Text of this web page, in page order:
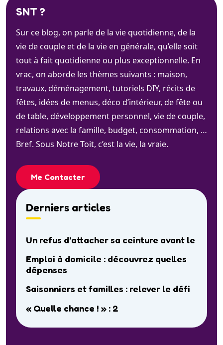
SNT ?
Sur ce blog, on parle de la vie quotidienne, de la
vie de couple et de la vie en générale, qu’elle soit
tout à fait quotidienne ou plus exceptionnelle. En
vrac, on aborde les thèmes suivants : maison,
travaux, déménagement, tutoriels DIY, récits de
fêtes, idées de menus, déco d’intérieur, de fête ou
de table, développement personnel, vie de couple,
relations avec la famille, budget, consommation, …
Bref. Sous Notre Toit, c’est la vie, la vraie.
Me Contacter
Derniers articles
Un refus d’attacher sa ceinture avant le
Emploi à domicile : découvrez quelles
dépenses
Saisonniers et familles : relever le défi
« Quelle chance ! » : 2